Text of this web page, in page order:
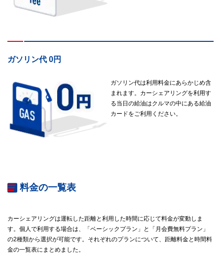
ガソリン代 0円
ガソリン代は利用料金にあらかじめ含
まれます。カーシェアリングを利用す
る当日の給油はクルマの中にある給油
カードをご利用ください。
料金の一覧表
カーシェアリングは運転した距離と利用した時間に応じて料金が変動しま
す。個人で利用する場合は、「ベーシックプラン」と「月会費無料プラン」
の2種類から選択が可能です。それぞれのプランについて、距離料金と時間料
金の一覧表にまとめました。